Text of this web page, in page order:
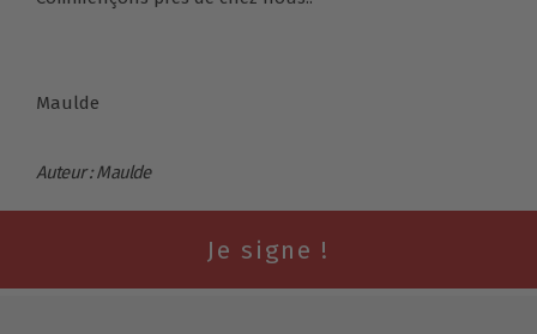
Maulde
Auteur : Maulde